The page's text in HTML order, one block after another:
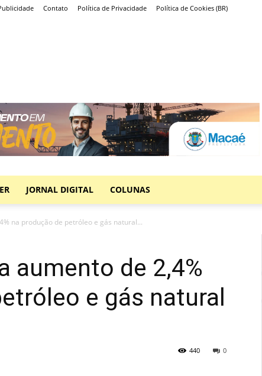
Contato Política de Privacidade Política de Cookies (BR)
JORNAL DIGITAL COLUNAS
na produção de petróleo e gás natural...
aumento de 2,4%
e gás natural
0
440